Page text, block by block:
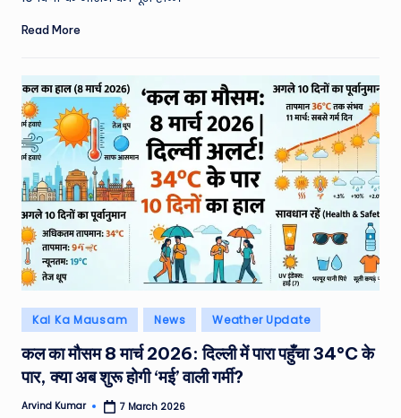
h
W
o
rl
d
Read More
Posted
in
Kal Ka Mausam News Weather Update
कल का मौसम 8 मार्च 2026: दिल्ली में पारा पहुँचा 34°C के
पार, क्या अब शुरू होगी ‘मई’ वाली गर्मी?
Posted
Arvind Kumar 7 March 2026